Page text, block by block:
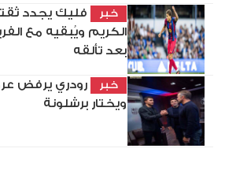
خبر
فليك يجدد
الكريم ويُبقيه مع
بعد تألقه
خبر
رودري يرفض
ويختار برشلونة